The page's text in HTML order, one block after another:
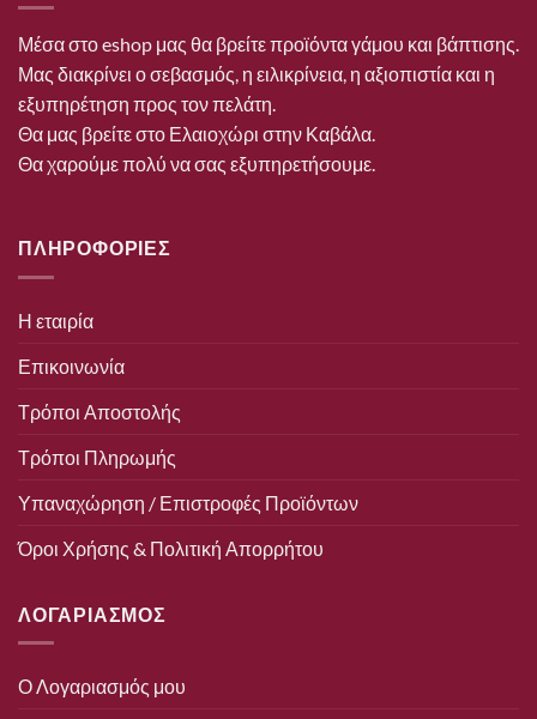
Μέσα στο eshop μας θα βρείτε προϊόντα γάμου και βάπτισης.
Μας διακρίνει ο σεβασμός, η ειλικρίνεια, η αξιοπιστία και η
εξυπηρέτηση προς τον πελάτη.
Θα μας βρείτε στο Ελαιοχώρι στην Καβάλα.
Θα χαρούμε πολύ να σας εξυπηρετήσουμε.
ΠΛΗΡΟΦΟΡΙΕΣ
Η εταιρία
Επικοινωνία
Τρόποι Αποστολής
Τρόποι Πληρωμής
Υπαναχώρηση / Επιστροφές Προϊόντων
Όροι Χρήσης & Πολιτική Απορρήτου
ΛΟΓΑΡΙΑΣΜΟΣ
Ο Λογαριασμός μου